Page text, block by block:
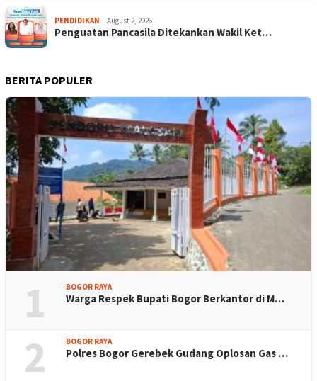
PENDIDIKAN August 2, 2026
Penguatan Pancasila Ditekankan Wakil Ket…
BERITA POPULER
1 BOGOR RAYA
Warga Respek Bupati Bogor Berkantor di M…
2 BOGOR RAYA
Polres Bogor Gerebek Gudang Oplosan Gas …